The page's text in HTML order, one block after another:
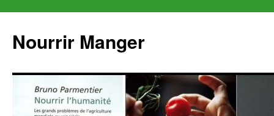
contenu
Nourrir Manger